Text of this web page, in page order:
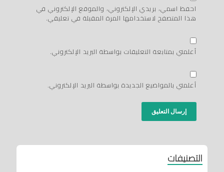
احفظ اسمي، بريدي الإلكتروني، والموقع الإلكتروني في
هذا المتصفح لاستخدامها المرة المقبلة في تعليقي.
أعلمني بمتابعة التعليقات بواسطة البريد الإلكتروني.
أعلمني بالمواضيع الجديدة بواسطة البريد الإلكتروني.
التصنيفات